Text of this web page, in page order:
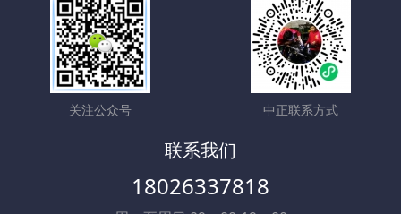
关注公众号 中正联系方式
18026337818
周一至周日 09：00-19：00